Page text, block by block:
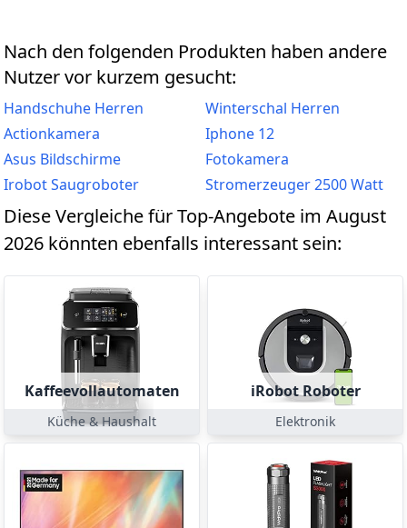
Nach den folgenden Produkten haben andere
Nutzer vor kurzem gesucht:
Handschuhe Herren
Winterschal Herren
Actionkamera
Iphone 12
Asus Bildschirme
Fotokamera
Irobot Saugroboter
Stromerzeuger 2500 Watt
Diese Vergleiche für Top-Angebote im August
2026 könnten ebenfalls interessant sein:
Kaffeevollautomaten
Küche & Haushalt
iRobot Roboter
Elektronik